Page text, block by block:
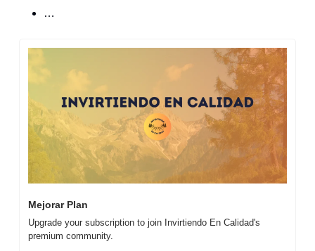
…
Mejorar Plan
Upgrade your subscription to join Invirtiendo En Calidad's
premium community.